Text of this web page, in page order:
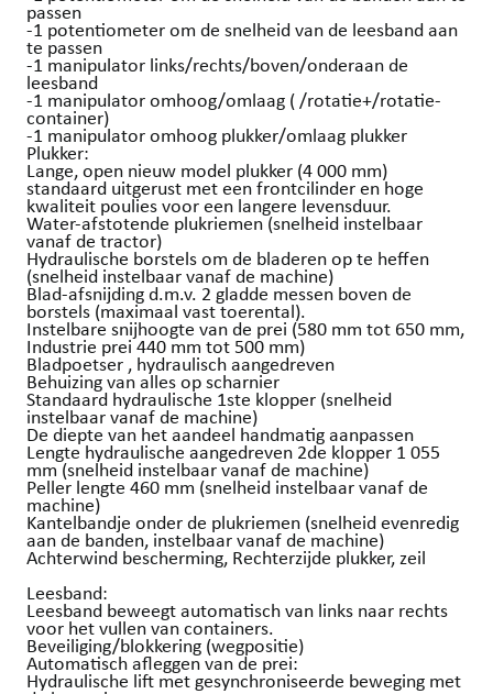
passen
-1 potentiometer om de snelheid van de leesband aan
te passen
-1 manipulator links/rechts/boven/onderaan de
leesband
-1 manipulator omhoog/omlaag ( /rotatie+/rotatie-
container)
-1 manipulator omhoog plukker/omlaag plukker
Plukker:
Lange, open nieuw model plukker (4 000 mm)
standaard uitgerust met een frontcilinder en hoge
kwaliteit poulies voor een langere levensduur.
Water-afstotende plukriemen (snelheid instelbaar
vanaf de tractor)
Hydraulische borstels om de bladeren op te heffen
(snelheid instelbaar vanaf de machine)
Blad-afsnijding d.m.v. 2 gladde messen boven de
borstels (maximaal vast toerental).
Instelbare snijhoogte van de prei (580 mm tot 650 mm,
Industrie prei 440 mm tot 500 mm)
Bladpoetser , hydraulisch aangedreven
Behuizing van alles op scharnier
Standaard hydraulische 1ste klopper (snelheid
instelbaar vanaf de machine)
De diepte van het aandeel handmatig aanpassen
Lengte hydraulische aangedreven 2de klopper 1 055
mm (snelheid instelbaar vanaf de machine)
Peller lengte 460 mm (snelheid instelbaar vanaf de
machine)
Kantelbandje onder de plukriemen (snelheid evenredig
aan de banden, instelbaar vanaf de machine)
Achterwind bescherming, Rechterzijde plukker, zeil
Leesband:
Leesband beweegt automatisch van links naar rechts
voor het vullen van containers.
Beveiliging/blokkering (wegpositie)
Automatisch afleggen van de prei:
Hydraulische lift met gesynchroniseerde beweging met